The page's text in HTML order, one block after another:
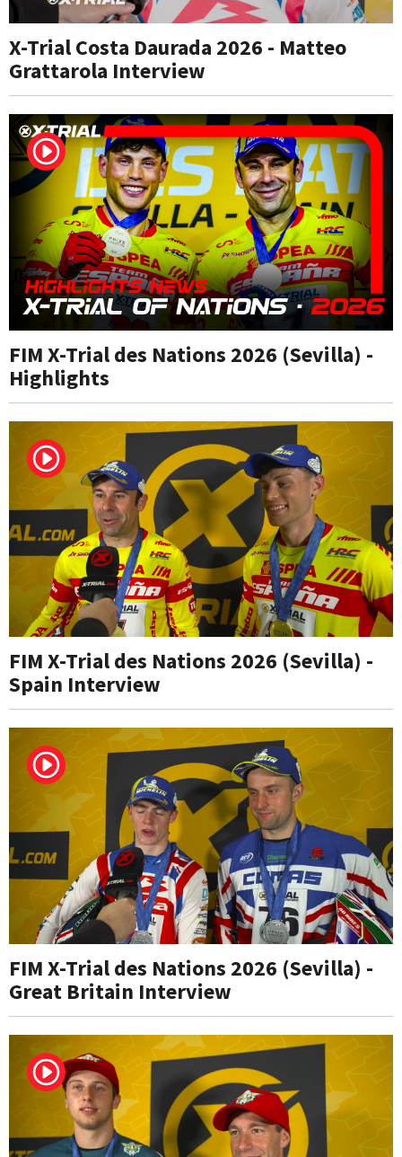
X-Trial Costa Daurada 2026 - Matteo
Grattarola Interview
FIM X-Trial des Nations 2026 (Sevilla) -
Highlights
FIM X-Trial des Nations 2026 (Sevilla) -
Spain Interview
FIM X-Trial des Nations 2026 (Sevilla) -
Great Britain Interview